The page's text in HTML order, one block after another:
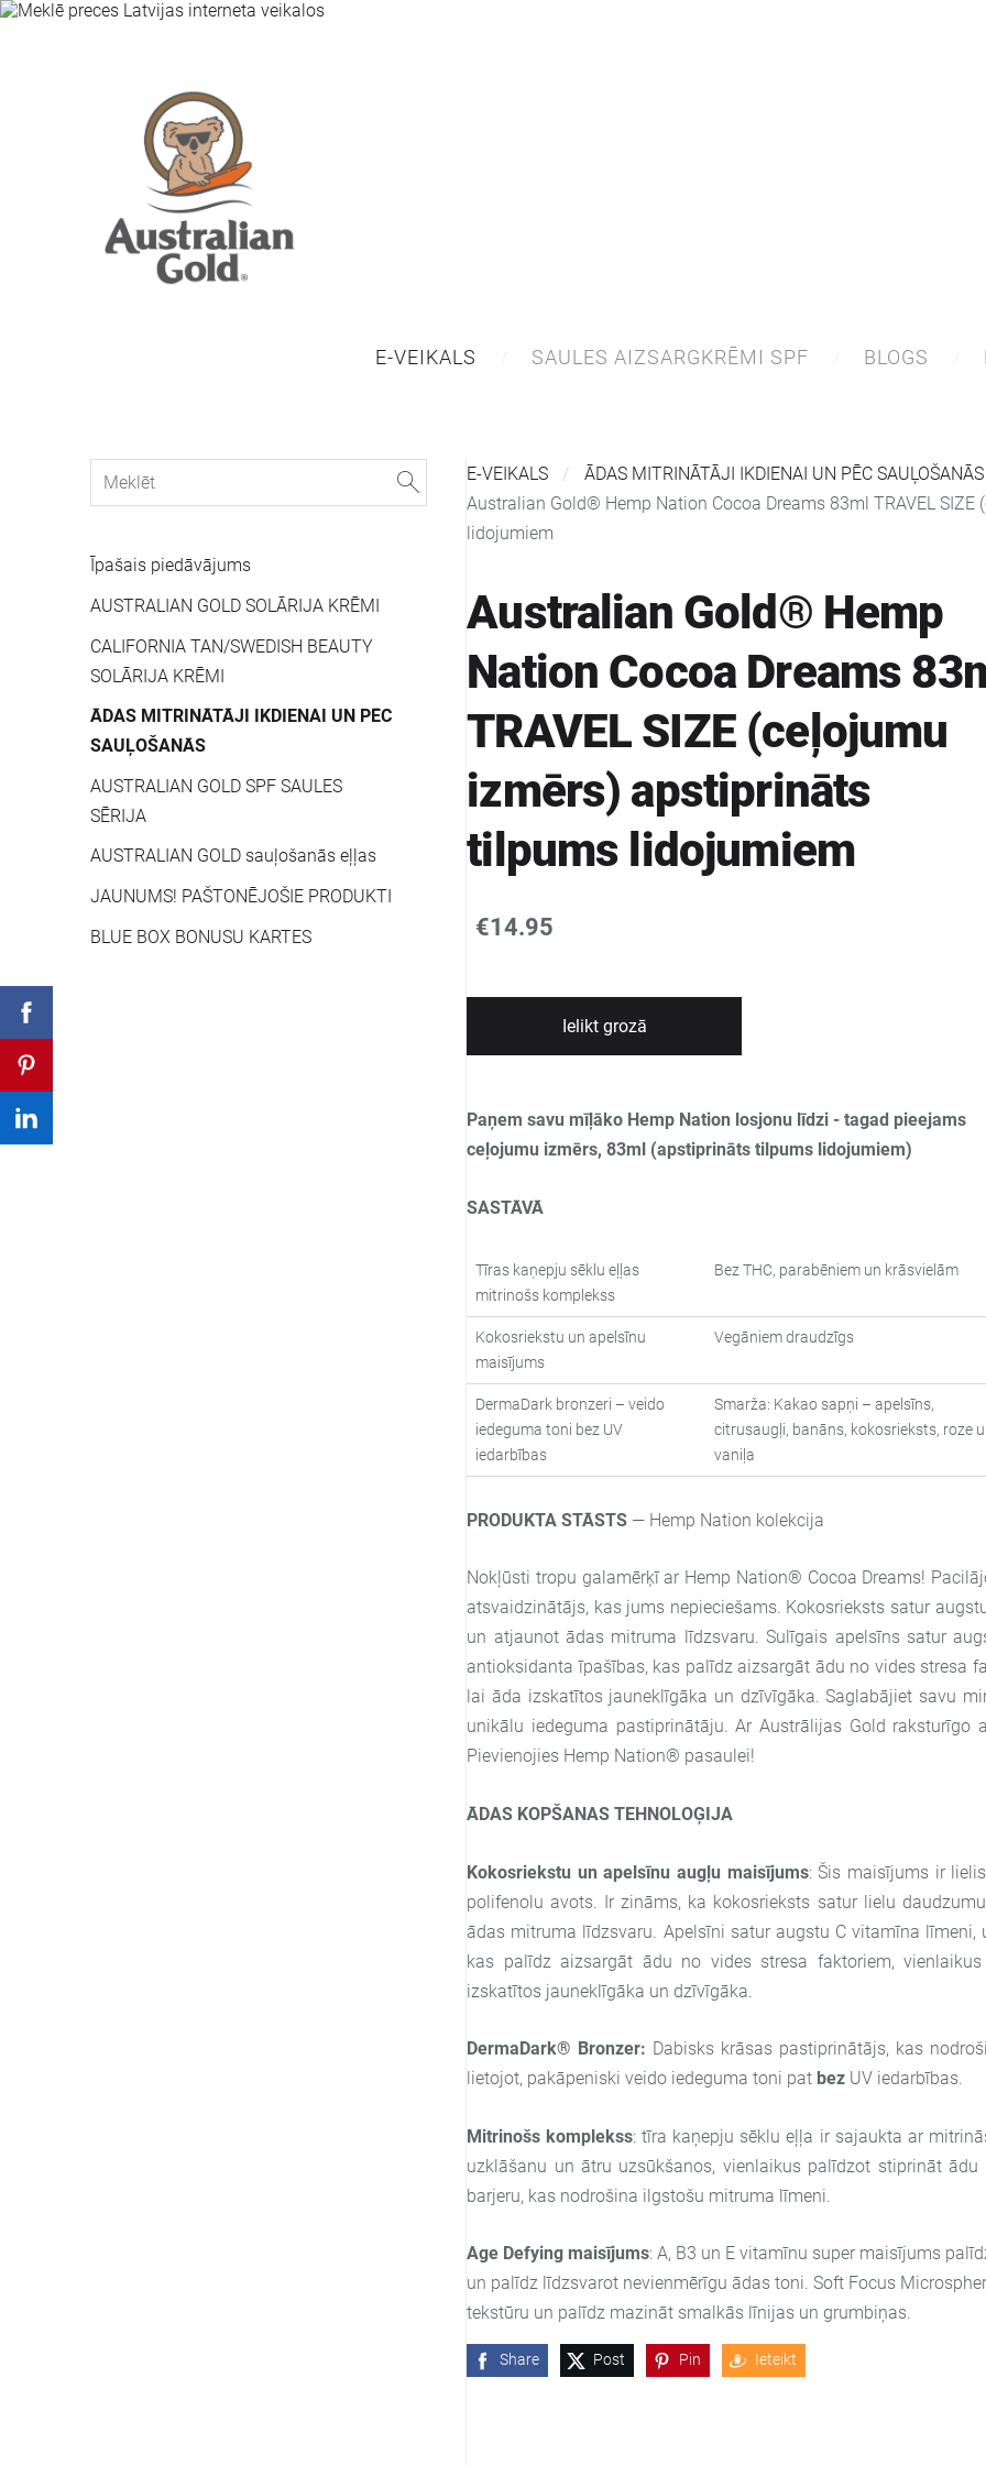
E-VEIKALS SAULES AIZSARGKRĒMI SPF BLOGS
Īpašais piedāvājums
AUSTRALIAN GOLD SOLĀRIJA KRĒMI
CALIFORNIA TAN/SWEDISH BEAUTY
SOLĀRIJA KRĒMI
ĀDAS MITRINĀTĀJI IKDIENAI UN PĒC
SAUĻOŠANĀS
AUSTRALIAN GOLD SPF SAULES
SĒRIJA
AUSTRALIAN GOLD sauļošanās eļļas
JAUNUMS! PAŠTONĒJOŠIE PRODUKTI
BLUE BOX BONUSU KARTES
E-VEIKALS
ĀDAS MITRINĀTĀJI IKDIENAI UN PĒC SAUĻOŠANĀS
Australian Gold® Hemp Nation Cocoa Dreams 83ml TRAVEL
lidojumiem
Australian Gold® Hemp
Nation Cocoa Dreams
TRAVEL SIZE (ceļojumu
izmērs) apstiprināts
tilpums lidojumiem
€14.95
Ielikt grozā
Paņem savu mīļāko Hemp Nation losjonu līdzi - tagad pieejams
ceļojumu izmērs, 83ml (apstiprināts tilpums lidojumiem)
SASTĀVĀ
Tīras kaņepju sēklu eļļas
mitrinošs komplekss
Bez THC, parabēniem un krāsvielām
Kokosriekstu un apelsīnu
maisījums
Vegāniem draudzīgs
DermaDark bronzeri – veido
iedeguma toni bez UV
iedarbības
Smarža: Kakao sapņi – apelsīns,
citrusaugļi, banāns, kokosrieksts, roze
vaniļa
PRODUKTA STĀSTS — Hemp Nation kolekcija
Nokļūsti tropu galamērķī ar Hemp Nation® Cocoa Dreams!
atsvaidzinātājs, kas jums nepieciešams. Kokosrieksts satur
un atjaunot ādas mitruma līdzsvaru. Sulīgais apelsīns satur
antioksidanta īpašības, kas palīdz aizsargāt ādu no vides stresa
lai āda izskatītos jauneklīgāka un dzīvīgāka. Saglabājiet savu
unikālu iedeguma pastiprinātāju. Ar Austrālijas Gold raksturīgo
Pievienojies Hemp Nation® pasaulei!
ĀDAS KOPŠANAS TEHNOLOĢIJA
Kokosriekstu un apelsīnu augļu maisījums: Šis maisījums ir
polifenolu avots. Ir zināms, ka kokosrieksts satur lielu
ādas mitruma līdzsvaru. Apelsīni satur augstu C vitamīna
kas palīdz aizsargāt ādu no vides stresa faktoriem,
izskatītos jauneklīgāka un dzīvīgāka.
DermaDark® Bronzer: Dabisks krāsas pastiprinātājs, kas
lietojot, pakāpeniski veido iedeguma toni pat bez UV iedarbības.
Mitrinošs komplekss: tīra kaņepju sēklu eļļa ir sajaukta ar
uzklāšanu un ātru uzsūkšanos, vienlaikus palīdzot stiprināt
barjeru, kas nodrošina ilgstošu mitruma līmeni.
Age Defying maisījums: A, B3 un E vitamīnu super maisījums
un palīdz līdzsvarot nevienmērīgu ādas toni. Soft Focus
tekstūru un palīdz mazināt smalkās līnijas un grumbiņas.
Share Post Pin Ieteikt